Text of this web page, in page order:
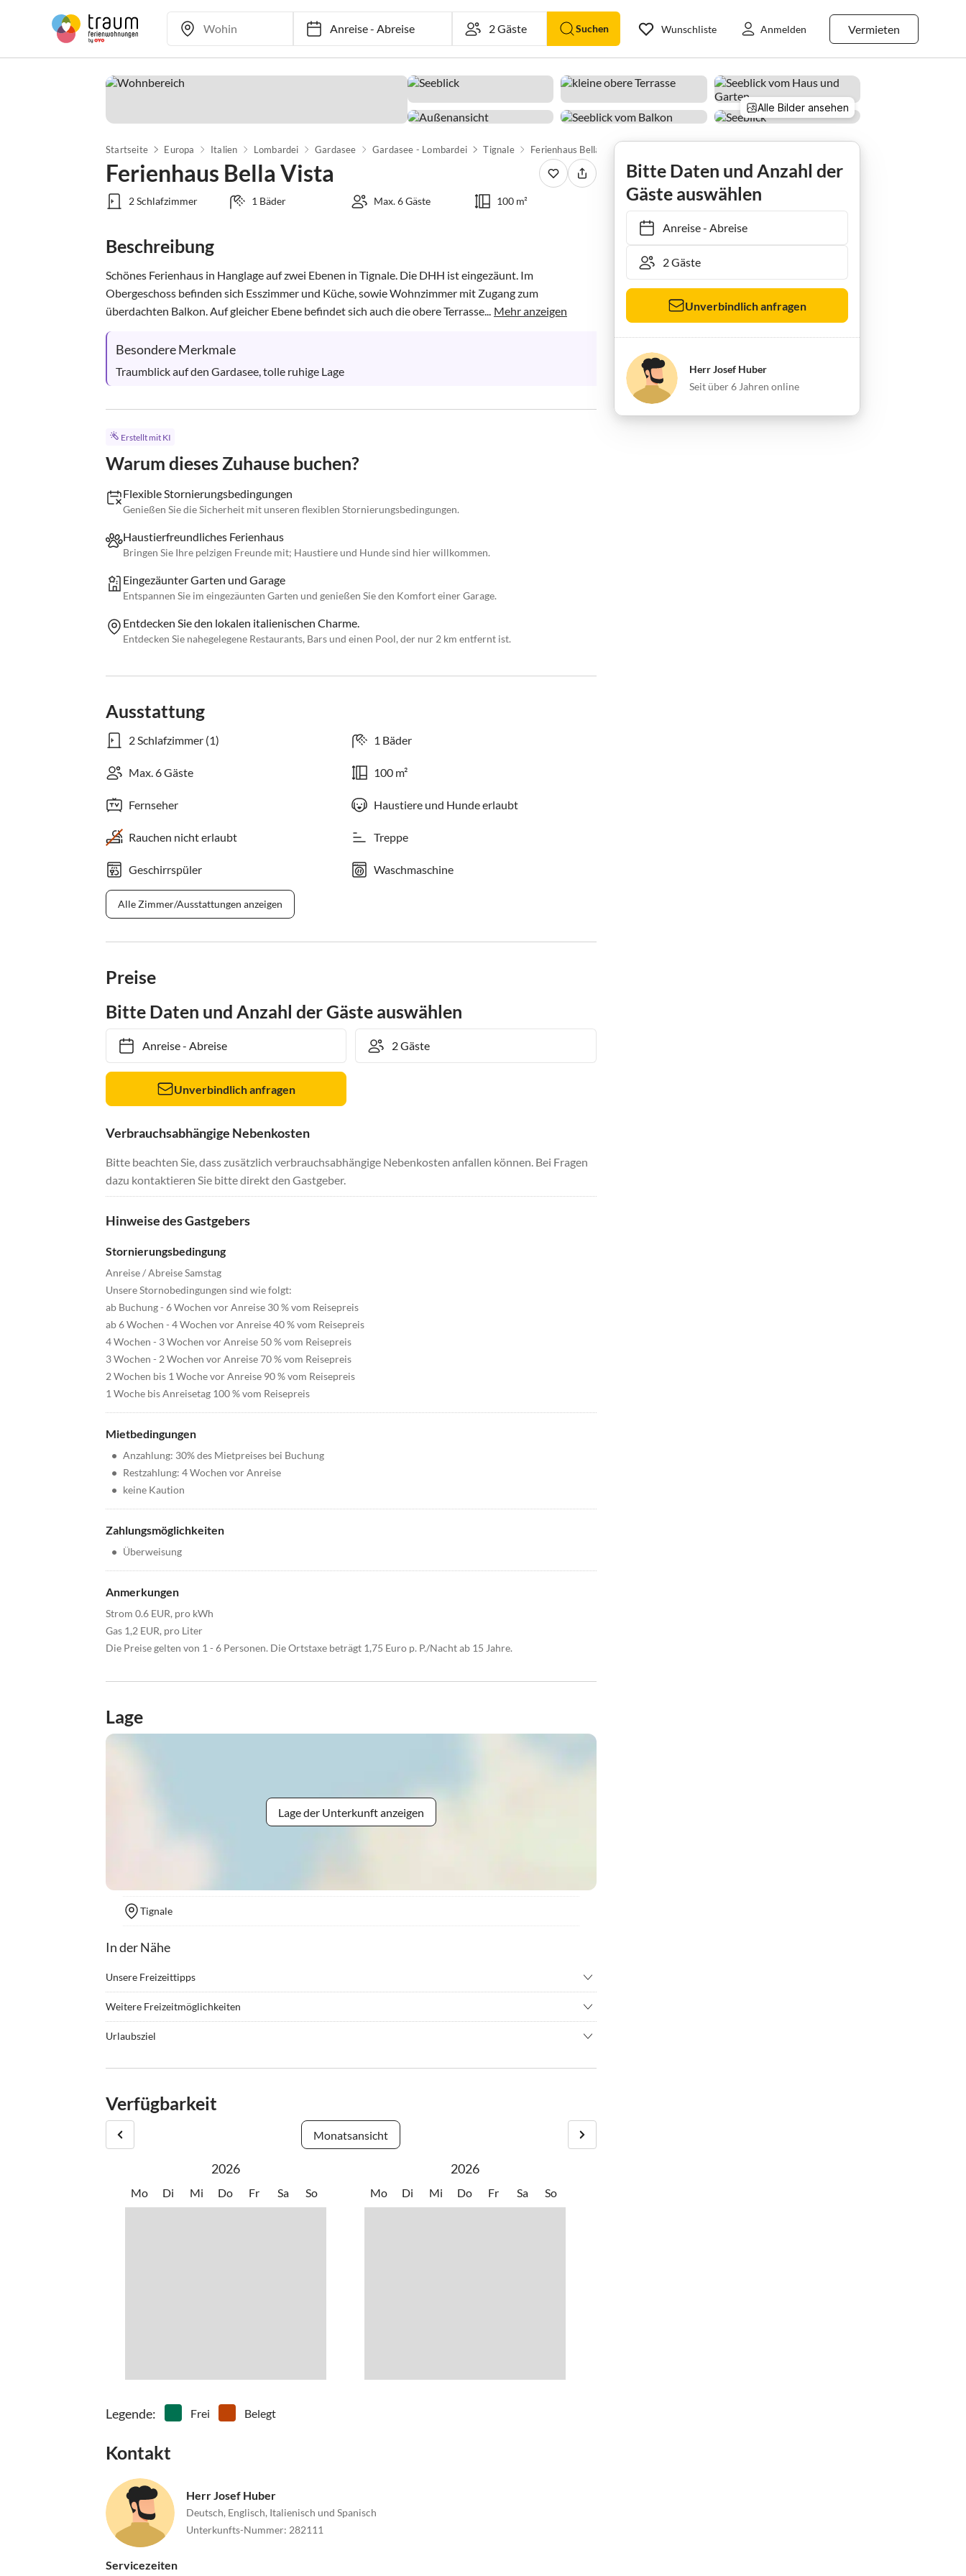
Anreise-Abreise Suchen Vermieten
Wunschliste Anmelden
Alle Bilder ansehen
Startseite Europa Italien Lombardei Gardasee Gardasee - Lombardei Tignale Ferienhaus Bella Vista
Ferienhaus Bella Vista
2 Schlafzimmer 1 Bäder Max. 6 Gäste 100 m²
Beschreibung
Schönes Ferienhaus in Hanglage auf zwei Ebenen in Tignale. Die DHH ist eingezäunt. Im
Obergeschoss befinden sich Esszimmer und Küche, sowie Wohnzimmer mit Zugang zum
überdachten Balkon. Auf gleicher Ebene befindet sich auch die obere Terrasse... Mehr anzeigen
Besondere Merkmale
Traumblick auf den Gardasee, tolle ruhige Lage
Erstellt mit KI
Warum dieses Zuhause buchen?
Flexible Stornierungsbedingungen
Genießen Sie die Sicherheit mit unseren flexiblen Stornierungsbedingungen.
Haustierfreundliches Ferienhaus
Bringen Sie Ihre pelzigen Freunde mit; Haustiere und Hunde sind hier willkommen.
Eingezäunter Garten und Garage
Entspannen Sie im eingezäunten Garten und genießen Sie den Komfort einer Garage.
Entdecken Sie den lokalen italienischen Charme.
Entdecken Sie nahegelegene Restaurants, Bars und einen Pool, der nur 2 km entfernt ist.
Ausstattung
2 Schlafzimmer (1) 1 Bäder
Max. 6 Gäste 100 m²
Fernseher Haustiere und Hunde erlaubt
Rauchen nicht erlaubt Treppe
Geschirrspüler Waschmaschine
Alle Zimmer/Ausstattungen anzeigen
Preise
Bitte Daten und Anzahl der Gäste auswählen
Anreise- Abreise
Unverbindlich anfragen
Verbrauchsabhängige Nebenkosten
Bitte beachten Sie, dass zusätzlich verbrauchsabhängige Nebenkosten anfallen können. Bei Fragen
dazu kontaktieren Sie bitte direkt den Gastgeber.
Hinweise des Gastgebers
Stornierungsbedingung
Anreise / Abreise Samstag
Unsere Stornobedingungen sind wie folgt:
ab Buchung - 6 Wochen vor Anreise 30 % vom Reisepreis
ab 6 Wochen - 4 Wochen vor Anreise 40 % vom Reisepreis
4 Wochen - 3 Wochen vor Anreise 50 % vom Reisepreis
3 Wochen - 2 Wochen vor Anreise 70 % vom Reisepreis
2 Wochen bis 1 Woche vor Anreise 90 % vom Reisepreis
1 Woche bis Anreisetag 100 % vom Reisepreis
Mietbedingungen
• Anzahlung: 30% des Mietpreises bei Buchung
• Restzahlung: 4 Wochen vor Anreise
• keine Kaution
Zahlungsmöglichkeiten
• Überweisung
Anmerkungen
Strom 0.6 EUR, pro kWh
Gas 1,2 EUR, pro Liter
Die Preise gelten von 1 - 6 Personen. Die Ortstaxe beträgt 1,75 Euro p. P./Nacht ab 15 Jahre.
Lage
Lage der Unterkunft anzeigen
Tignale
In der Nähe
Unsere Freizeittipps
• Schifffahrt/Bootstour
• Windsurfen
Weitere Freizeitmöglichkeiten
Urlaubsziel
Umgebung. Ein öffentliches Schwimmbad finden Sie im 2 km entfernten Prabione.
Verfügbarkeit
Monatsansicht
2026
Mo Di Mi Do Fr Sa So
2026
Mo Di Mi Do Fr Sa So
Legende: Frei Belegt
Kontakt
Herr Josef Huber
Deutsch, Englisch, Italienisch und Spanisch
Unterkunfts-Nummer: 282111
Servicezeiten
Bitte Daten und Anzahl der
Gäste auswählen
Anreise- Abreise
Unverbindlich anfragen
Herr Josef Huber
Seit über 6 Jahren online